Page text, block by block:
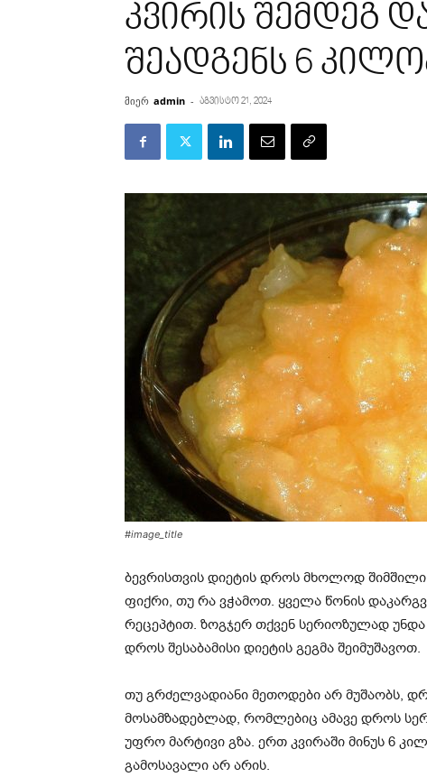
კვირის შემდეგ
შეადგენს 6
მიერ admin - აგვისტო 21, 2024
#image_title
ბევრისთვის დიეტის დროს მხოლოდ შიმშილი
ფიქრი, თუ რა ვჭამოთ. ყველა წონის
რეცეპტით. ზოგჯერ თქვენ სერიოზულად
დროს შესაბამისი დიეტის გეგმა შეიმუშავოთ.
თუ გრძელვადიანი მეთოდები არ მუშაობს,
მოსამზადებლად, რომლებიც ამავე დროს
უფრო მარტივი გზა. ერთ კვირაში მინუს 6
გამოსავალი არ არის.